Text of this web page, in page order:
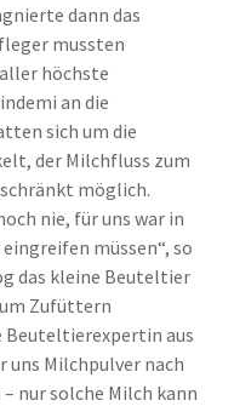
dann das
mussten
höchste
an die
sich um die
der Milchfluss zum
möglich.
nie, für uns war in
müssen“, so
das kleine Beuteltier
Zufüttern
Beuteltierexpertin aus
uns Milchpulver nach
nur solche Milch kann